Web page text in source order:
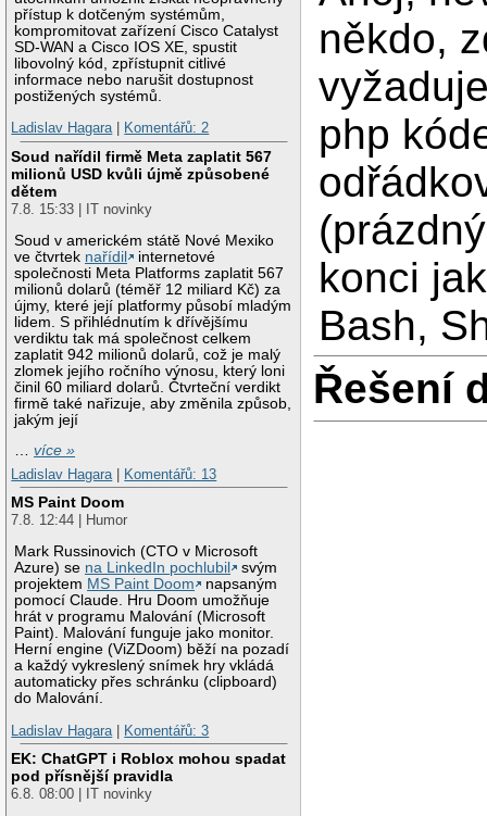
přístup k dotčeným systémům,
kompromitovat zařízení Cisco Catalyst
SD-WAN a Cisco IOS XE, spustit
libovolný kód, zpřístupnit citlivé
informace nebo narušit dostupnost
postižených systémů.
Ladislav Hagara| Komentářů: 2
Soud nařídil firmě Meta zaplatit 567
milionů USD kvůli újmě způsobené
dětem
7.8. 15:33 | IT novinky
Soud v americkém státě Nové Mexiko
ve čtvrtek nařídil
internetové
společnosti Meta Platforms zaplatit 567
milionů dolarů (téměř 12 miliard Kč) za
újmy, které její platformy působí mladým
lidem. S přihlédnutím k dřívějšímu
verdiktu tak má společnost celkem
zaplatit 942 milionů dolarů, což je malý
zlomek jejího ročního výnosu, který loni
činil 60 miliard dolarů. Čtvrteční verdikt
firmě také nařizuje, aby změnila způsob,
jakým její
…více »
Ladislav Hagara
Komentářů: 13
MS Paint Doom
7.8. 12:44 | Humor
Mark Russinovich (CTO v Microsoft
Azure) se na LinkedIn pochlubil
svým
projektem MS Paint Doom
napsaným
pomocí Claude. Hru Doom umožňuje
hrát v programu Malování (Microsoft
Paint). Malování funguje jako monitor.
Herní engine (ViZDoom) běží na pozadí
a každý vykreslený snímek hry vkládá
automaticky přes schránku (clipboard)
do Malování.
Ladislav Hagara
Komentářů: 3
EK: ChatGPT i Roblox mohou spadat
pod přísnější pravidla
6.8. 08:00 | IT novinky
někdo,
php
konci
Bash,
Řešení